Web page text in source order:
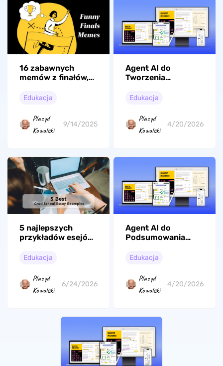
16 zabawnych
memów z finałów,
podzielić się swoimi
odczuciami w
mediach
społecznościowych
Edukacja
Placyd
Kowalski
9/14/2025
Agent AI do
Tworzenia
Naklejek w PDF
Edukacja
Placyd
Kowalski
4/20/2026
5 najlepszych
przykładów esejów
podyplomowe (z
pisaniu esejów)
Edukacja
Placyd
Kowalski
6/24/2026
Agent AI do
Podsumowania
Edukacja
Placyd
Kowalski
4/20/2026